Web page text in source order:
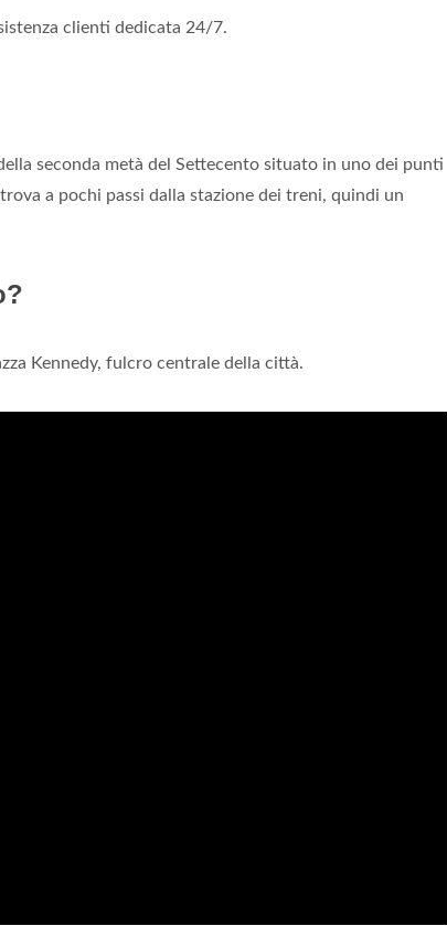
clienti dedicata 24/7.
seconda metà del Settecento situato in uno dei punti
a pochi passi dalla stazione dei treni, quindi un
Kennedy, fulcro centrale della città.